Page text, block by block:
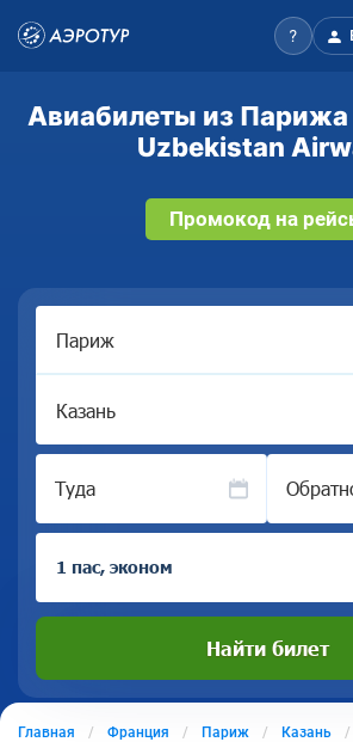
Авиабилеты из Парижа
Uzbekistan
Промокод на
Туда
1 пас, эконом
Найти билет
Главная Франция Париж Казань